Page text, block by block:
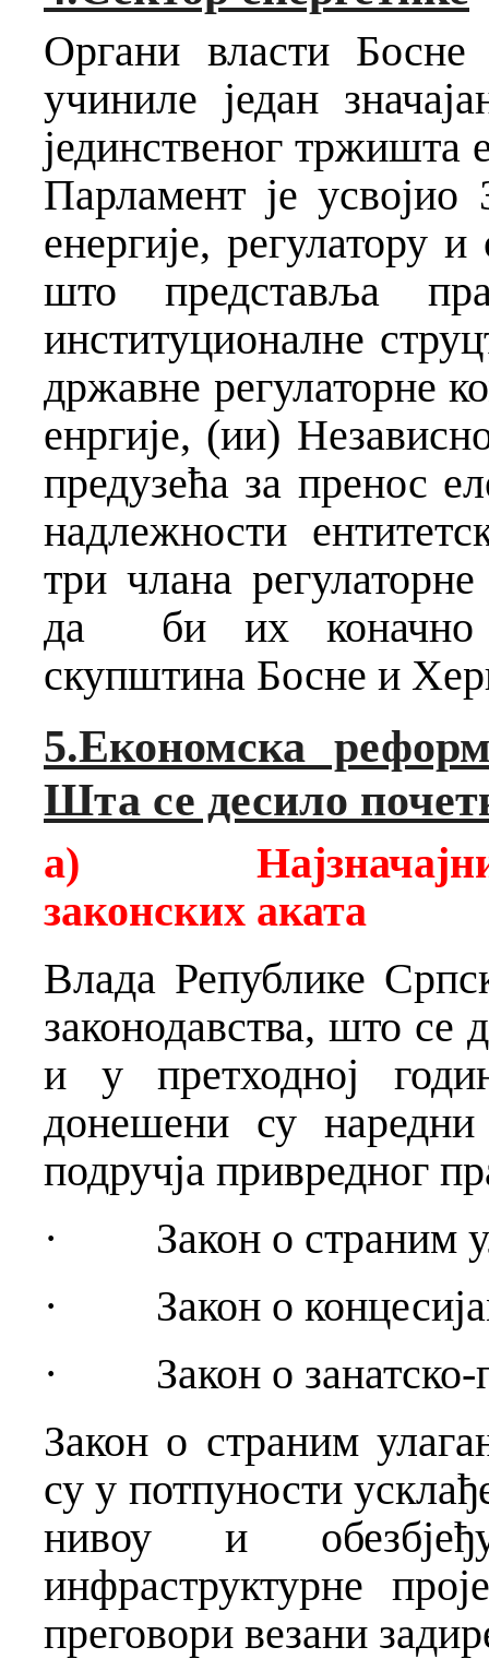
Органи власти
учиниле један
јединственог тржишта
Парламент је усвојио
енергије, регулатору
што представља
институционалне
државне регулаторне
енргије, (ии)
предузећа за пренос
надлежности
три члана
да би их коначно
скупштина Босне и
5.Економска
Шта се десило
a)
законских аката
Влада Републике
законодавства, што
и у претходној
донешени су наредни
подручја привредног
· Закон о страним
· Закон о
· Закон о занатско-
Закон о страним
су у потпуности
нивоу и
инфраструктурне
преговори везани